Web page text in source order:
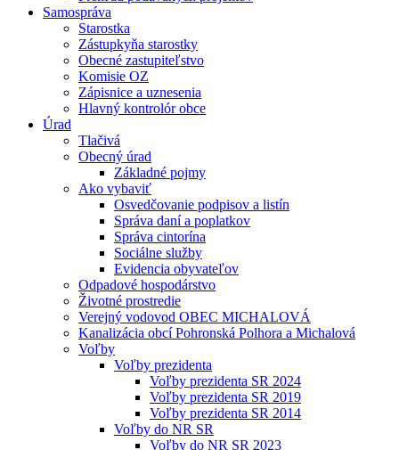
Samospráva
Starostka
Zástupkyňa starostky
Obecné zastupiteľstvo
Komisie OZ
Zápisnice a uznesenia
Hlavný kontrolór obce
Úrad
Tlačivá
Obecný úrad
Základné pojmy
Ako vybaviť
Osvedčovanie podpisov a listín
Správa daní a poplatkov
Správa cintorína
Sociálne služby
Evidencia obyvateľov
Odpadové hospodárstvo
Životné prostredie
Verejný vodovod OBEC MICHALOVÁ
Kanalizácia obcí Pohronská Polhora a Michalová
Voľby
Voľby prezidenta
Voľby prezidenta SR 2024
Voľby prezidenta SR 2019
Voľby prezidenta SR 2014
Voľby do NR SR
Voľby do NR SR 2023